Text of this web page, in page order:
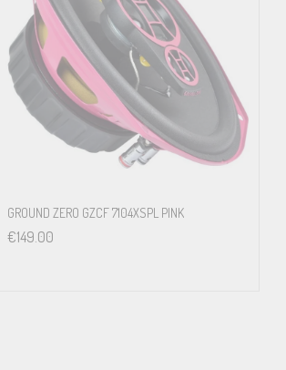
GROUND ZERO GZCF 7104XSPL PINK
€149.00